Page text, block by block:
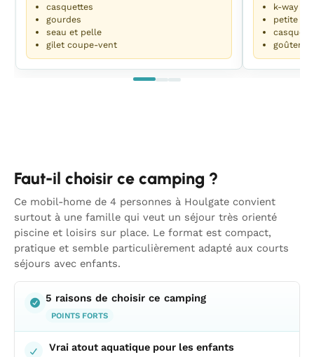
casquettes
gourdes
seau et pelle
gilet coupe-vent
k-way
petite
goûter
Faut-il choisir ce camping ?
Ce mobil-home de 4 personnes à Houlgate convient
surtout à une famille qui veut un séjour très orienté
piscine et loisirs sur place. Le format est compact,
pratique et semble particulièrement adapté aux courts
séjours avec enfants.
5 raisons de choisir ce camping
POINTS FORTS
Vrai atout aquatique pour les enfants